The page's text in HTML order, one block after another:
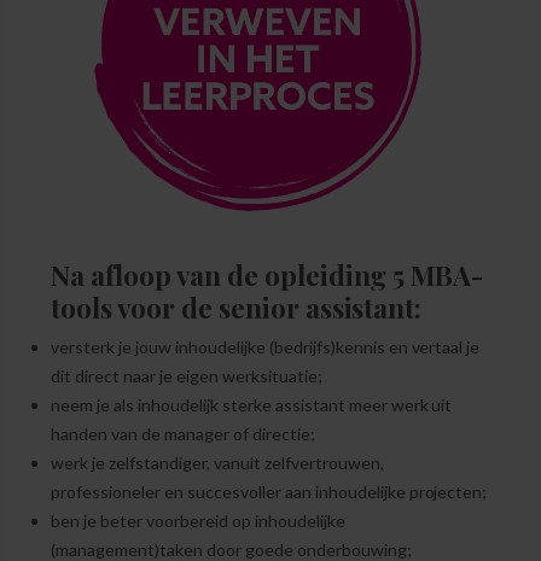
Na afloop van de opleiding 5 MBA-
tools voor de senior assistant:
versterk je jouw inhoudelijke (bedrijfs)kennis en vertaal je
dit direct naar je eigen werksituatie;
neem je als inhoudelijk sterke assistant meer werk uit
handen van de manager of directie;
werk je zelfstandiger, vanuit zelfvertrouwen,
professioneler en succesvoller aan inhoudelijke projecten;
ben je beter voorbereid op inhoudelijke
(management)taken door goede onderbouwing;